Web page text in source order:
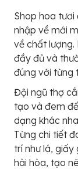
Shop hoa
nhập về mới
về chất
đầy đủ và
đúng với từng
Đội ngũ thợ
tạo và đem
dạng khác
Từng chi tiết
trí như lá,
hài hòa, tạo